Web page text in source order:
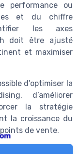
performance ou
et du chiffre
les axes
doit être ajusté
et maximiser
d’optimiser la
d’améliorer
la stratégie
la croissance du
de vente.